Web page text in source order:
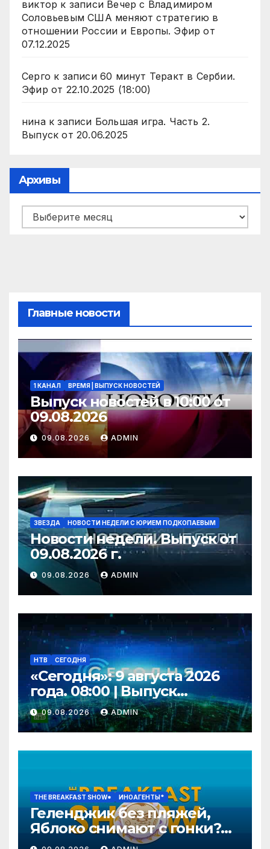
виктор к записи Вечер с Владимиром
Соловьевым США меняют стратегию в
отношении России и Европы. Эфир от
07.12.2025
Серго к записи 60 минут Теракт в Сербии.
Эфир от 22.10.2025 (18:00)
нинак записи Большая игра. Часть 2.
Выпуск от 20.06.2025
Архивы
Архивы
Главные новости
1 КАНАЛ ВРЕМЯ | ВЫПУСК НОВОСТЕЙ
Выпуск новостей в 10:00 от
09.08.2026
09.08.2026 ADMIN
ЗВЕЗДА НОВОСТИ НЕДЕЛИ С ЮРИЕМ ПОДКОПАЕВЫМ
Новости недели. Выпуск от
09.08.2026 г.
09.08.2026 ADMIN
НТВ СЕГОДНЯ
«Сегодня»: 9 августа 2026
года. 08:00 | Выпуск
новостей | Новости НТВ
09.08.2026 ADMIN
THE BREAKFAST SHOW* ИНОАГЕНТЫ*
Геленджик без пляжей,
Яблоко снимают с гонки?
Колобку грозят расправой.